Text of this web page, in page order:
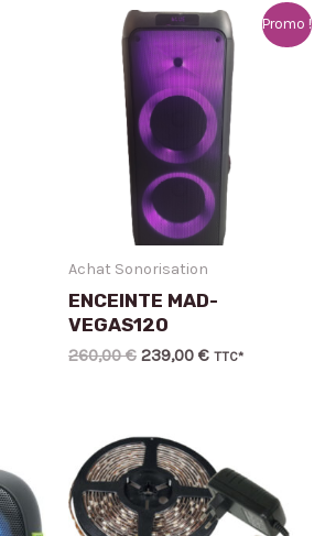
Promo !
Achat Sonorisation
ENCEINTE MAD-
VEGAS120
260,00€ 239,00€ TTC*